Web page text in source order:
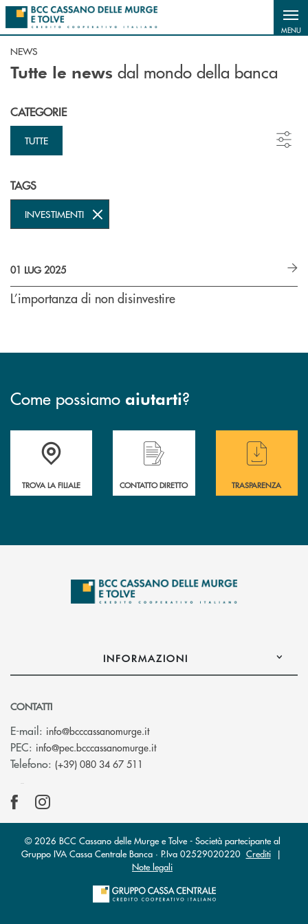
Salta al contenuto principale
MENU
NEWS
Tutte le news dal mondo della banca
CATEGORIE
TUTTE
TAGS
INVESTIMENTI
01 LUG 2025
L’importanza di non disinvestire
Come possiamo aiutarti?
Accedi all' elenco completo delle filiali
TROVA LA FILIALE
Hai bisogno di assistenza immediata ?
CONTATTO DIRETTO
Hai bisogno di
TRASPARENZA
INFORMAZIONI
CONTATTI
E-mail: info@bcccassanomurge.it(si apre l’app di posta elettronica)
PEC: info@pec.bcccassanomurge.it(si apre l’app di posta
Telefono: (+39) 080 34 67 511
© 2026 BCC Cassano delle Murge e Tolve - Società partecipante al
Gruppo IVA Cassa Centrale Banca · P.Iva 02529020220 Crediti|
Note legali